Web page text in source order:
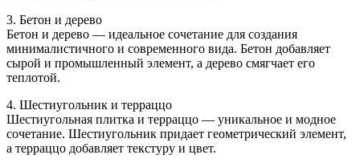
3. Бетон и дерево
Бетон и дерево — идеальное сочетание для создания
минималистичного и современного вида. Бетон добавляет
сырой и промышленный элемент, а дерево смягчает его
теплотой.
4. Шестиугольник и терраццо
Шестиугольная плитка и терраццо — уникальное и модное
сочетание. Шестиугольник придает геометрический элемент,
а терраццо добавляет текстуру и цвет.